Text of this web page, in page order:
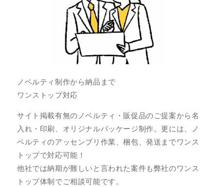
ノベルティ制作から納品まで
ワンストップ対応
サイト掲載有無のノベルティ・販促品のご提案から名
入れ・印刷、オリジナルパッケージ制作。更には、ノ
ベルティのアッセンブリ作業、梱包、発送までワンス
トップで対応可能！
他社では納期が難しいと言われた案件も弊社のワンス
トップ体制でご相談可能です。